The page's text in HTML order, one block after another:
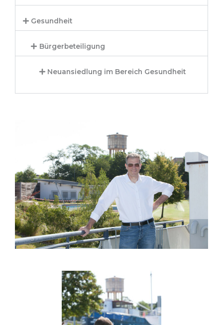
Gesundheit
Bürgerbeteiligung
Neuansiedlung im Bereich Gesundheit